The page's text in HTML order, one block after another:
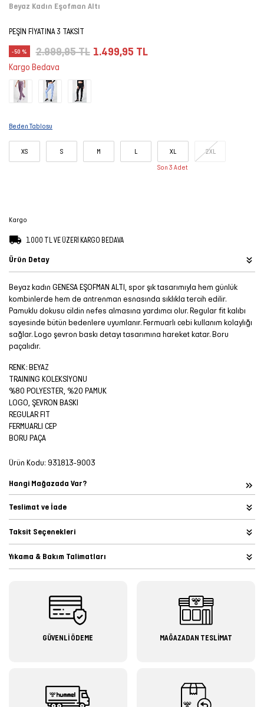
Beyaz Kadın Eşofman Altı
PEŞİN FİYATINA 3 TAKSİT
-50 % 2.999,95 TL 1.499,95 TL
Kargo Bedava
Beden Tablosu
XS S M L XL
Son 3 Adet
2XL
Kargo
1.000 TL VE ÜZERİ KARGO BEDAVA
Ürün Detay
Beyaz kadın GENESA EŞOFMAN ALTI, spor şık tasarımıyla hem günlük
kombinlerde hem de antrenman esnasında sıklıkla tercih edilir.
Pamuklu dokusu cildin nefes almasına yardımcı olur. Regular fit kalıbı
sayesinde bütün bedenlere uyumlanır. Fermuarlı cebi kullanım kolaylığı
sağlar. Logo şevron baskı detayı tasarımına hareket katar. Boru
paçalıdır.
RENK: BEYAZ
TRAINING KOLEKSİYONU
%80 POLYESTER, %20 PAMUK
LOGO, ŞEVRON BASKI
REGULAR FIT
FERMUARLI CEP
BORU PAÇA
Ürün Kodu: 931813-9003
Hangi Mağazada Var?
Teslimat ve İade
Taksit Seçenekleri
Yıkama & Bakım Talimatları
GÜVENLİ ÖDEME MAĞAZADAN TESLİMAT